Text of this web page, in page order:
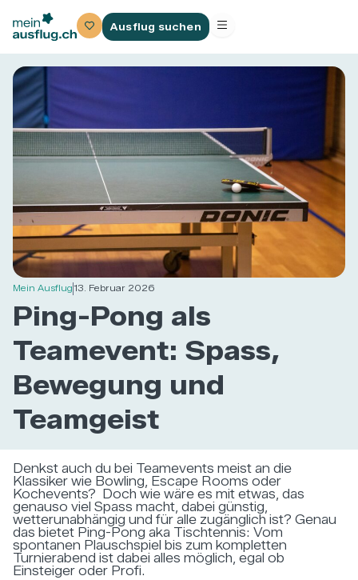
Ausflug suchen
Mein Ausflug13. Februar 2026
Ping-Pong als
Teamevent: Spass,
Bewegung und
Teamgeist
Denkst auch du bei Teamevents meist an die
Klassiker wie Bowling, Escape Rooms oder
Kochevents? Doch wie wäre es mit etwas, das
genauso viel Spass macht, dabei günstig,
wetterunabhängig und für alle zugänglich ist? Genau
das bietet Ping-Pong aka Tischtennis: Vom
spontanen Plauschspiel bis zum kompletten
Turnierabend ist dabei alles möglich, egal ob
Einsteiger oder Profi.